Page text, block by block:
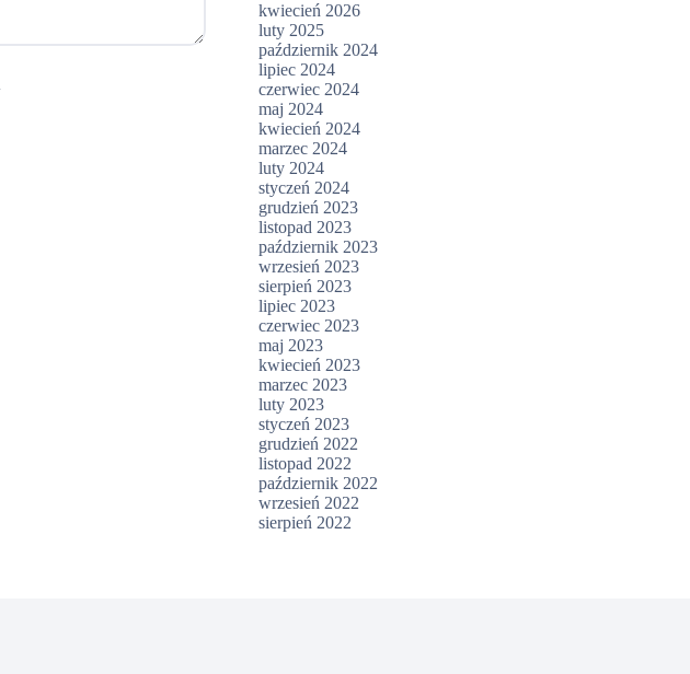
kwiecień 2026
luty 2025
październik 2024
lipiec 2024
czerwiec 2024
maj 2024
kwiecień 2024
marzec 2024
luty 2024
styczeń 2024
grudzień 2023
listopad 2023
październik 2023
wrzesień 2023
sierpień 2023
lipiec 2023
czerwiec 2023
maj 2023
kwiecień 2023
marzec 2023
luty 2023
styczeń 2023
grudzień 2022
listopad 2022
październik 2022
wrzesień 2022
sierpień 2022